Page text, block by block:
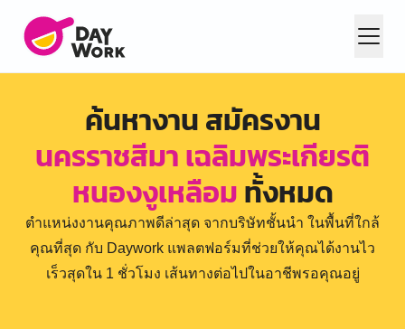
ค้นหางาน สมัครงาน
นครราชสีมา เฉลิมพระเกียรติ
หนองงูเหลือมทั้งหมด
ตำแหน่งงานคุณภาพดีล่าสุด จากบริษัทชั้นนำ ในพื้นที่ใกล้
คุณที่สุด กับ Daywork แพลตฟอร์มที่ช่วยให้คุณได้งานไว
เร็วสุดใน 1 ชั่วโมง เส้นทางต่อไปในอาชีพรอคุณอยู่